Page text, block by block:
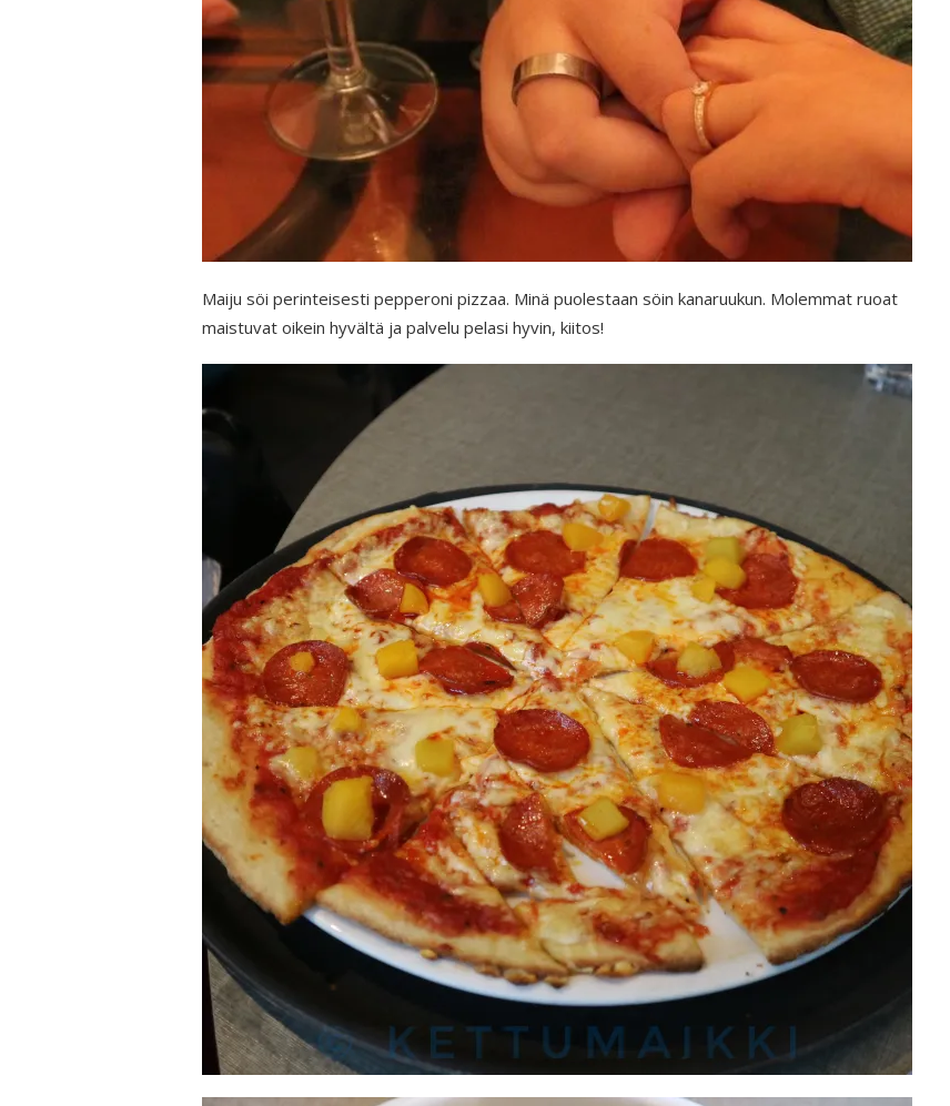
Maiju söi perinteisesti pepperoni pizzaa. Minä puolestaan söin kanaruukun. Molemmat ruoat
maistuvat oikein hyvältä ja palvelu pelasi hyvin, kiitos!